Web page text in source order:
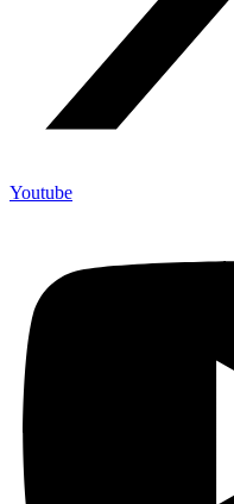
Youtube